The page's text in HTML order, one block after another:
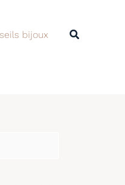
bijoux